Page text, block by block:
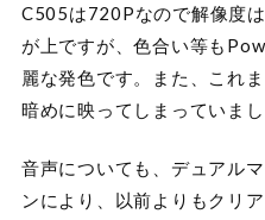
C505は720Pなので解像度
が上ですが、色合い等も
麗な発色です。また、これ
暗めに映ってしまっていま
音声についても、デュアル
ンにより、以前よりもクリ